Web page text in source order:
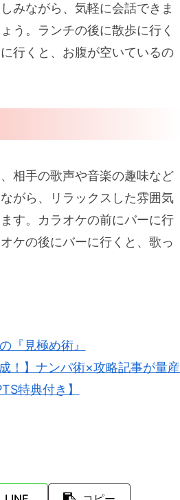
みながら、気軽に会話できま
う。ランチの後に散歩に行く
行くと、お腹が空いているの
相手の歌声や音楽の趣味など
がら、リラックスした雰囲気
す。カラオケの前にバーに行
ケの後にバーに行くと、歌っ
『見極め術』
！】ナンパ術×攻略記事が量産
特典付き】